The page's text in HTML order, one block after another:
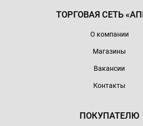
ТОРГОВАЯ СЕТЬ
О компании
Магазины
Вакансии
Контакты
ПОКУПАТЕЛЮ